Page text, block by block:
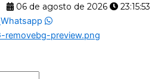
06 de agosto de 2026
23:15:53
Whatsapp